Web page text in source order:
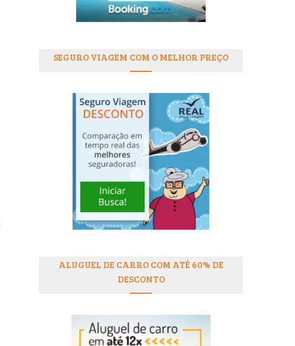
SEGURO VIAGEM COM O MELHOR PREÇO
ALUGUEL DE CARRO COM ATÉ 60% DE
DESCONTO